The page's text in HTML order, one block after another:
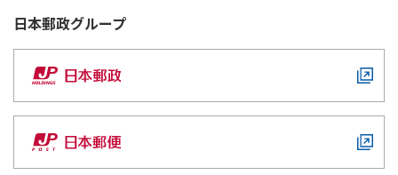
ご契約内容の確認
お客さまに関する情報等の確認の取り組み
保険の探し方のポイント
保険かんたん診断
これからのライフイベントでかかる費用とは？
ライフプラン
健康情報
採用情報
CM・オウンドメディア／ソーシャルメディア
English
日本郵政グループ